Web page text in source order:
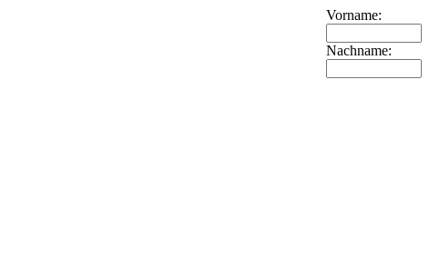
Vorname:
Nachname: